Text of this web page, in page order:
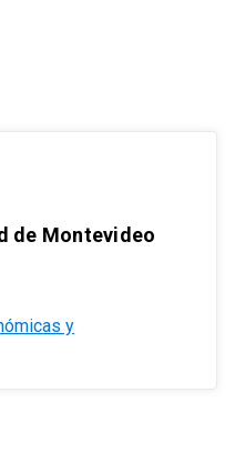
de Montevideo
y